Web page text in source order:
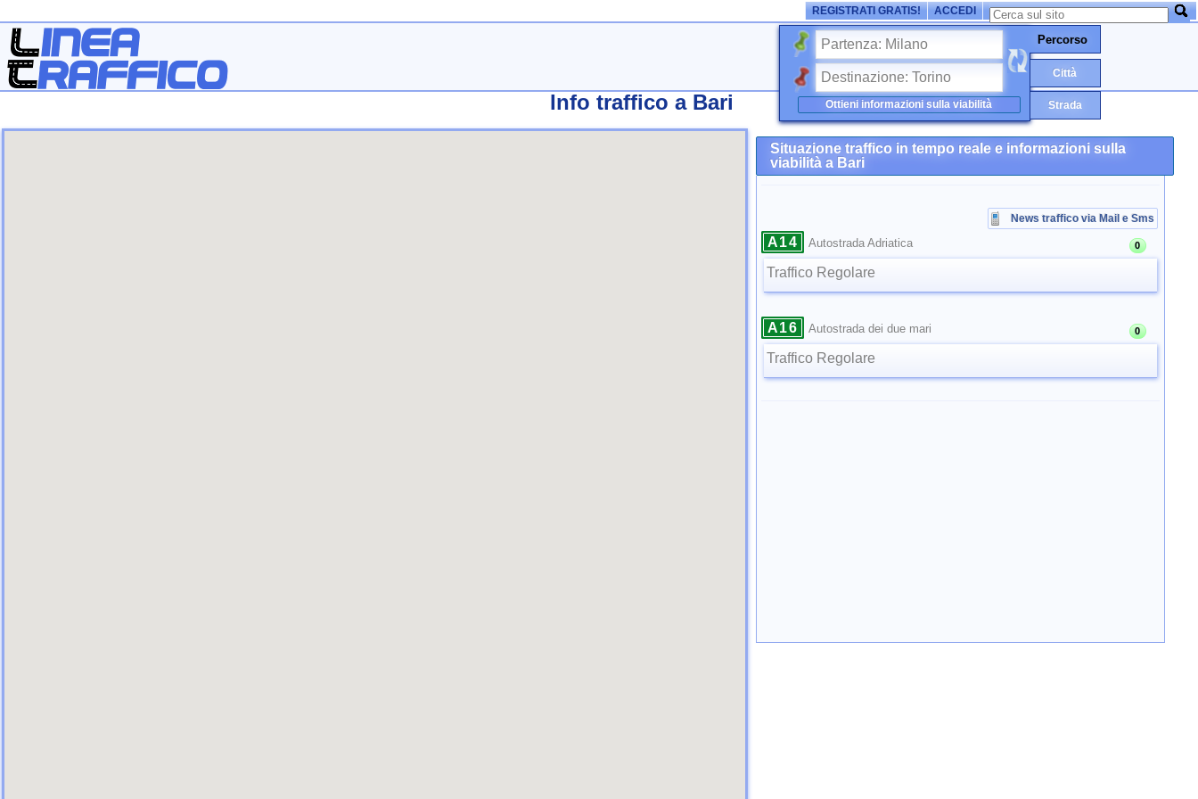
ACCEDI
REGISTRATI GRATIS!
Ottieni informazioni sulla viabilità
Percorso
Città
Strada
Info traffico a Bari
Situazione traffico in tempo reale e informazioni sulla
viabilità a Bari
News traffico via Mail e Sms
A14 Autostrada Adriatica 0
Traffico Regolare
A16 Autostrada dei due mari 0
Traffico Regolare